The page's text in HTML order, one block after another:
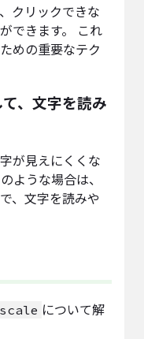
クリックできな
できます。 これ
めの重要なテク
、文字を読み
が見えにくくな
ような場合は、
、文字を読みや
について解